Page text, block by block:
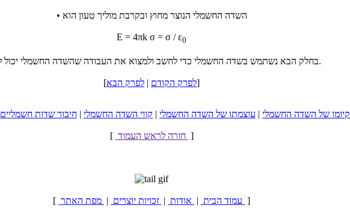
• השדה החשמלי הנוצר מחוץ ובקרבת מוליך טעון הוא
E = 4πk σ = σ / ε0
בחלק הבא נשתמש בשדה החשמלי כדי לחשב ולמצוא את העבודה שהשדה החשמלי יכול לבצע.
[ לפרק הקודם לפרק הבא ]
קיומו של השדה החשמלי עוצמתו של השדה החשמלי קווי השדה החשמלי חיבור שדות חשמליים
[ חזרה לראש העמוד ]
[ עמוד הבית אודות זכויות יוצרים ]